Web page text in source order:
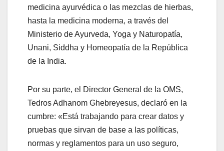
medicina ayurvédica o las mezclas de hierbas,
hasta la medicina moderna, a través del
Ministerio de Ayurveda, Yoga y Naturopatía,
Unani, Siddha y Homeopatía de la República
de la India.
Por su parte, el Director General de la OMS,
Tedros Adhanom Ghebreyesus, declaró en la
cumbre: «Está trabajando para crear datos y
pruebas que sirvan de base a las políticas,
normas y reglamentos para un uso seguro,